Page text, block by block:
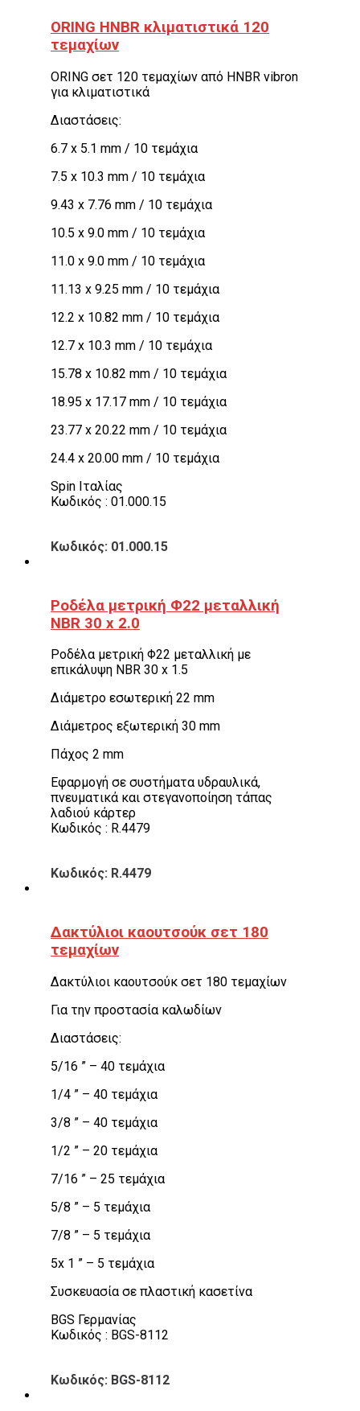
ORING HNBR κλιματιστικά 120
τεμαχίων
ORING σετ 120 τεμαχίων από HNBR vibron
για κλιματιστικά
Διαστάσεις:
6.7 x 5.1 mm / 10 τεμάχια
7.5 x 10.3 mm / 10 τεμάχια
9.43 x 7.76 mm / 10 τεμάχια
10.5 x 9.0 mm / 10 τεμάχια
11.0 x 9.0 mm / 10 τεμάχια
11.13 x 9.25 mm / 10 τεμάχια
12.2 x 10.82 mm / 10 τεμάχια
12.7 x 10.3 mm / 10 τεμάχια
15.78 x 10.82 mm / 10 τεμάχια
18.95 x 17.17 mm / 10 τεμάχια
23.77 x 20.22 mm / 10 τεμάχια
24.4 x 20.00 mm / 10 τεμάχια
Spin Ιταλίας
Κωδικός : 01.000.15
Κωδικός: 01.000.15
Ροδέλα μετρική Φ22 μεταλλική
NBR 30 x 2.0
Ροδέλα μετρική Φ22 μεταλλική με
επικάλυψη NBR 30 x 1.5
Διάμετρο εσωτερική 22 mm
Διάμετρος εξωτερική 30 mm
Πάχος 2 mm
Εφαρμογή σε συστήματα υδραυλικά,
πνευματικά και στεγανοποίηση τάπας
λαδιού κάρτερ
Κωδικός : R.4479
Κωδικός: R.4479
Δακτύλιοι καουτσούκ σετ 180
τεμαχίων
Δακτύλιοι καουτσούκ σετ 180 τεμαχίων
Για την προστασία καλωδίων
Διαστάσεις:
5/16 ” – 40 τεμάχια
1/4 ” – 40 τεμάχια
3/8 ” – 40 τεμάχια
1/2 ” – 20 τεμάχια
7/16 ” – 25 τεμάχια
5/8 ” – 5 τεμάχια
7/8 ” – 5 τεμάχια
5x 1 ” – 5 τεμάχια
Συσκευασία σε πλαστική κασετίνα
BGS Γερμανίας
Κωδικός : BGS-8112
Κωδικός: BGS-8112